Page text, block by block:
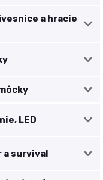
a hracie
LED
a survival